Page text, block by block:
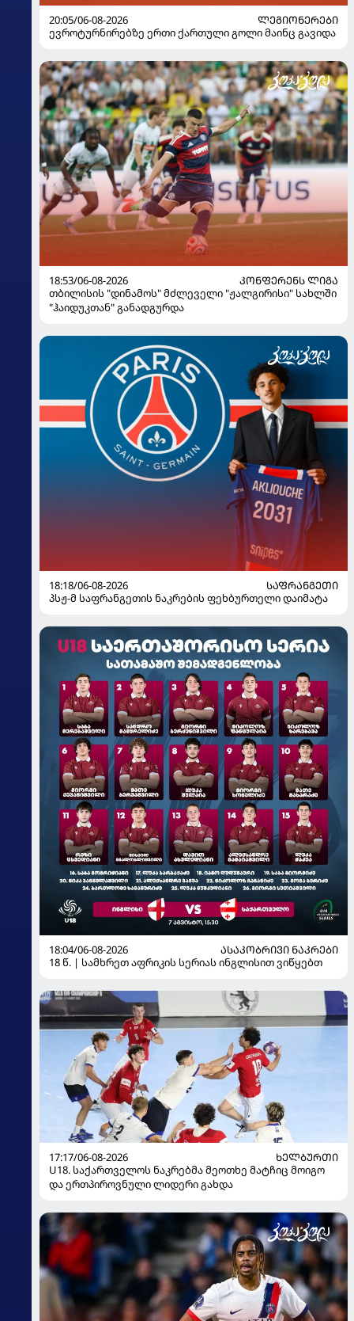
20:05/06-08-2026
ᲚᲔᲒᲘᲝᲜᲔᲠᲔᲑᲘ
ევროტურნირებზე ერთი ქართული გოლი მაინც გავიდა
18:53/06-08-2026
ᲙᲝᲜᲤᲔᲠᲔᲜᲡ ᲚᲘᲒᲐ
თბილისის "დინამოს" მძლეველი "ჟალგირისი" სახლში
"ჰაიდუკთან" განადგურდა
18:18/06-08-2026
ᲡᲐᲤᲠᲐᲜᲒᲔᲗᲘ
პსჟ-მ საფრანგეთის ნაკრების ფეხბურთელი დაიმატა
18:04/06-08-2026
ᲐᲡᲐᲙᲝᲑᲠᲘᲕᲘ ᲜᲐᲙᲠᲔᲑᲘ
18 წ. | სამხრეთ აფრიკის სერიას ინგლისით ვიწყებთ
17:17/06-08-2026
ᲮᲔᲚᲑᲣᲠᲗᲘ
U18. საქართველოს ნაკრებმა მეოთხე მატჩიც მოიგო
და ერთპიროვნული ლიდერი გახდა